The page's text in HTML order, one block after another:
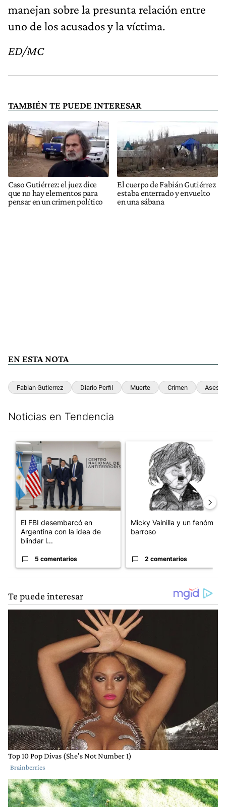
manejan sobre la presunta relación entre
uno de los acusados y la víctima.
ED/MC
TAMBIÉN TE PUEDE INTERESAR
Caso Gutiérrez: el juez dice
que no hay elementos para
pensar en un crimen político
El cuerpo de Fabián Gutiérrez
estaba enterrado y envuelto
en una sábana
EN ESTA NOTA
Fabian Gutierrez Diario Perfil Muerte Crimen
Noticias en Tendencia
Un artículo de tendencia con el título "El FBI desembarcó en
El FBI desembarcó en
Argentina con la idea de
blindar l...
5 comentarios
Un artículo de tendencia
Micky Vainilla y un fenómeno
barroso
2 comentarios